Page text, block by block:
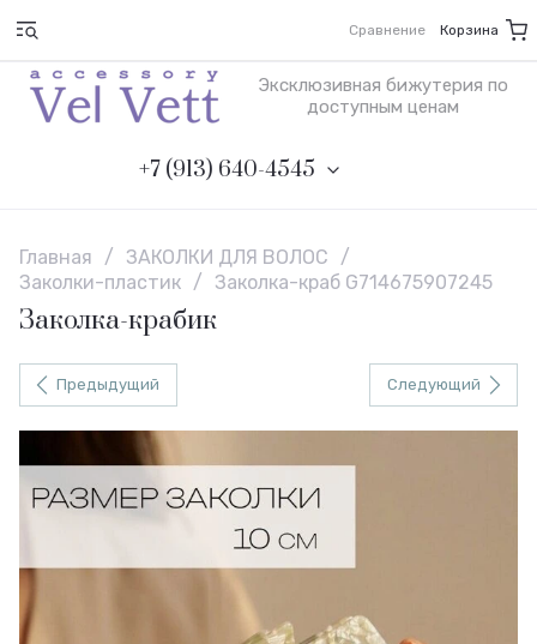
Сравнение Корзина
Эксклюзивная бижутерия по
доступным ценам
+7 (913) 640-4545
Главная / ЗАКОЛКИ ДЛЯ ВОЛОС
/
Заколки-пластик / Заколка-краб G714675907245
Заколка-крабик
Предыдущий Следующий